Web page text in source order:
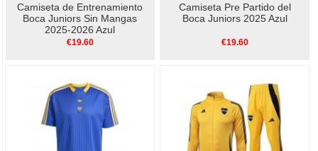
Camiseta de Entrenamiento
Boca Juniors Sin Mangas
2025-2026 Azul
€19.60
Camiseta Pre Partido del
Boca Juniors 2025 Azul
€19.60